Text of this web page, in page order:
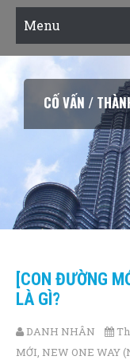
Menu
CỐ VẤN /
[CON ĐƯỜNG
LÀ GÌ?
DANH NHÂN
MỚI, NEW ONE WAY